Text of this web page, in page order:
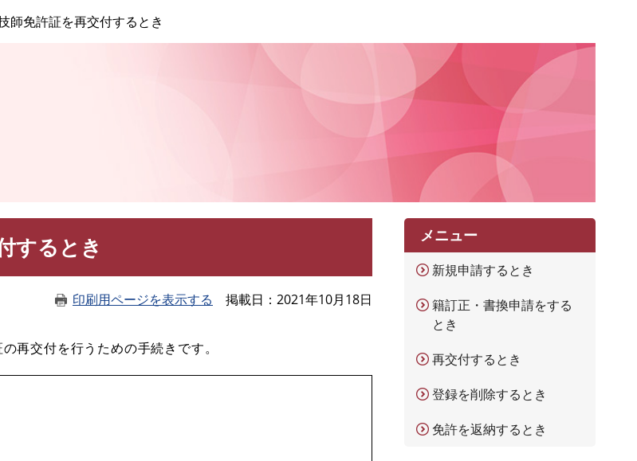
師免許証を再交付するとき
するとき
印刷用ページを表示する 掲載日 2021年10月18日
再交付を行うための手続きです。
メニュー
新規申請するとき
籍訂正・書換申請をする
とき
再交付するとき
登録を削除するとき
免許を返納するとき